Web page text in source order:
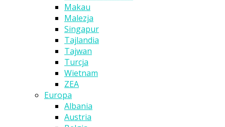
Makau
Malezja
Singapur
Tajlandia
Tajwan
Turcja
Wietnam
ZEA
Europa
Albania
Austria